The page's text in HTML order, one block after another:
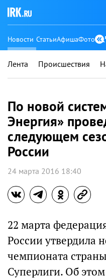
Новости СтатьиАфишаФото
Лента Происшествия
По новой
Энергия»
следующем
России
24 марта 2016 18:40
22 марта
России утвердила
чемпионата
Суперлиги. Об